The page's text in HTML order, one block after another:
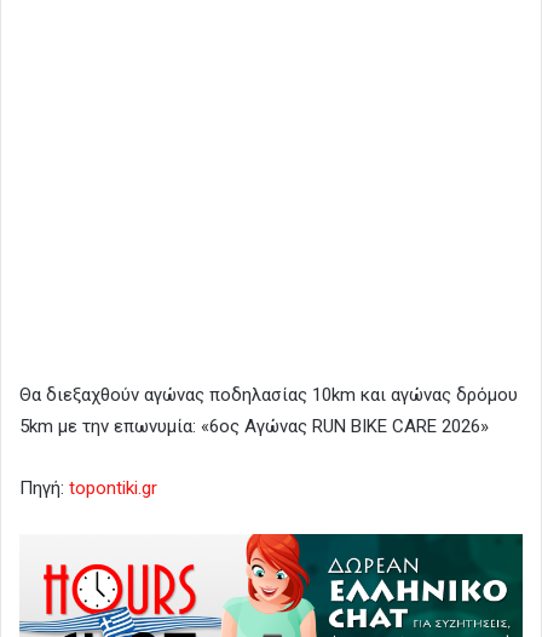
Θα διεξαχθούν αγώνας ποδηλασίας 10km και αγώνας δρόμου
5km με την επωνυμία: «6ος Αγώνας RUN BIKE CARE 2026»
Πηγή: topontiki.gr